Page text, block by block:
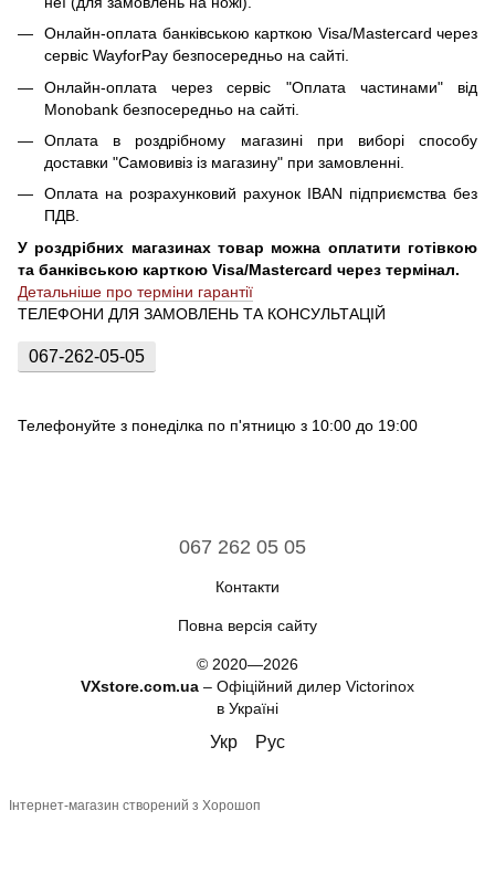
Онлайн-оплата банківською карткою Visa/Mastercard через
сервіс WayforPay безпосередньо на сайті.
Онлайн-оплата через сервіс "Оплата частинами" від
Monobank безпосередньо на сайті.
Оплата в роздрібному магазині при виборі способу
доставки "Самовивіз із магазину" при замовленні.
Оплата на розрахунковий рахунок IBAN підприємства без
ПДВ.
У роздрібних магазинах товар можна оплатити готівкою
та банківською карткою Visa/Mastercard через термінал.
Детальніше про терміни гарантії
ТЕЛЕФОНИ ДЛЯ ЗАМОВЛЕНЬ ТА КОНСУЛЬТАЦІЙ
067-262-05-05
Телефонуйте з понеділка по п'ятницю з 10:00 до 19:00
067 262 05 05
Контакти
Повна версія сайту
© 2020—2026
VXstore.com.ua – Офіційний дилер Victorinox
в Україні
Укр Рус
Інтернет-магазин створений з Хорошоп